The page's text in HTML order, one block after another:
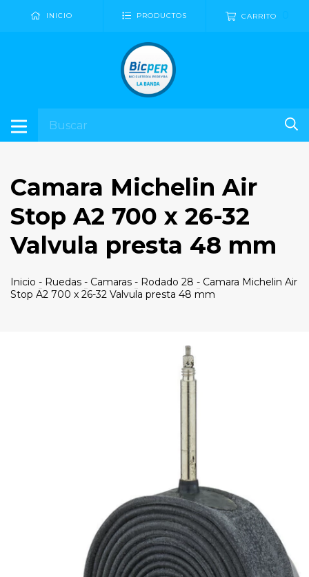
INICIO PRODUCTOS CARRITO
Camara Michelin Air
Stop A2 700 x 26-32
Valvula presta 48 mm
Inicio - Ruedas - Camaras - Rodado 28 - Camara Michelin Air
Stop A2 700 x 26-32 Valvula presta 48 mm